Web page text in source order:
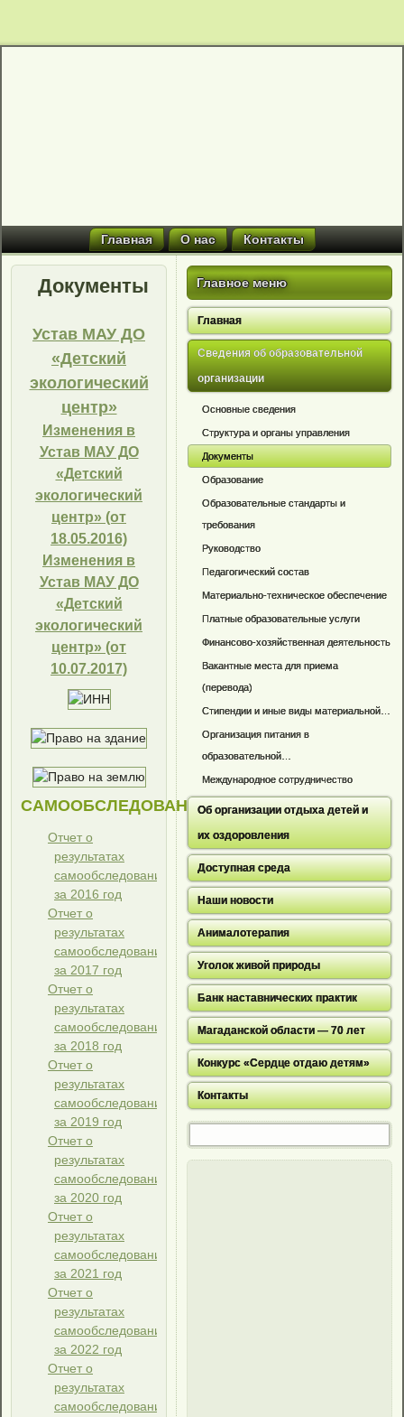
Главная О нас Контакты
Документы
Устав МАУ ДО
«Детский
экологический
центр»
Изменения в
Устав МАУ ДО
«Детский
экологический
центр» (от
18.05.2016)
Изменения в
Устав МАУ ДО
«Детский
экологический
центр» (от
10.07.2017)
САМООБСЛЕДОВАНИЕ
Отчет о
результатах
самообследования
за 2016 год
Отчет о
результатах
самообследования
за 2017 год
Отчет о
результатах
самообследования
за 2018 год
Отчет о
результатах
самообследования
за 2019 год
Отчет о
результатах
самообследования
за 2020 год
Отчет о
результатах
самообследования
за 2021 год
Отчет о
результатах
самообследования
за 2022 год
Отчет о
результатах
самообследования
Главное меню
Главная
Сведения об образовательной
организации
Основные сведения
Структура и органы управления
Документы
Образование
Образовательные стандарты и
требования
Руководство
Педагогический состав
Материально-техническое обеспечение
Платные образовательные услуги
Финансово-хозяйственная деятельность
Вакантные места для приема
(перевода)
Стипендии и иные виды материальной…
Организация питания в
образовательной…
Международное сотрудничество
Об организации отдыха детей и
их оздоровления
Доступная среда
Наши новости
Анималотерапия
Уголок живой природы
Банк наставнических практик
Магаданской области — 70 лет
Конкурс «Сердце отдаю детям»
Контакты